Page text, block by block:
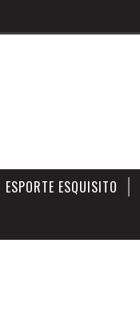
ESPORTE ESQUISITO